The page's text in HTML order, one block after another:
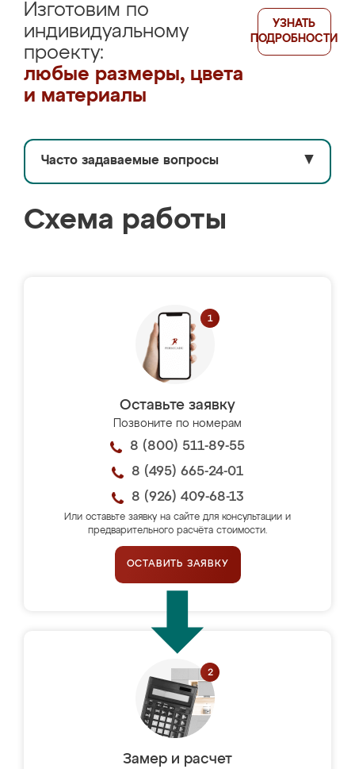
Изготовим по
индивидуальному
проекту:
любые размеры, цвета
и материалы
УЗНАТЬ
ПОДРОБНОСТИ
Часто задаваемые вопросы ▼
Схема работы
Оставьте заявку
Позвоните по номерам
8 (800) 511-89-55
8 (495) 665-24-01
8 (926) 409-68-13
Или оставьте заявку на сайте для консультации и
предварительного расчёта стоимости.
ОСТАВИТЬ ЗАЯВКУ
Замер и расчет